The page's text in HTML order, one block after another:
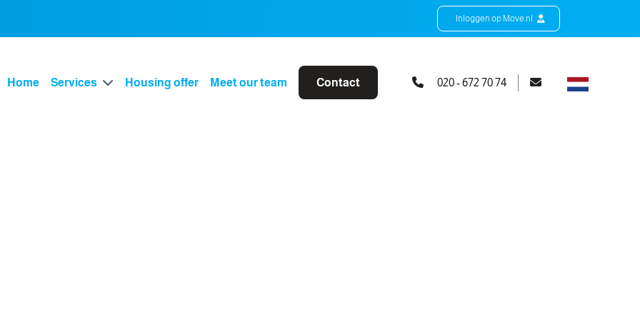
Inloggen op Move.nl
Home Services Housing offer Meet our team Contact 020 - 672 70 74